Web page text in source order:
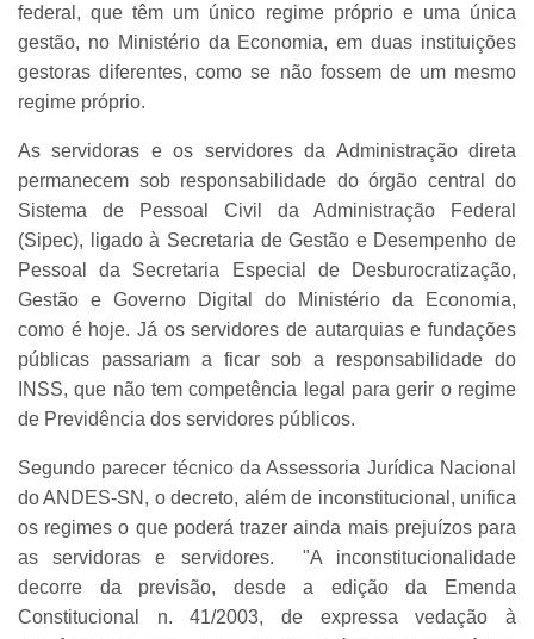
federal, que têm um único regime próprio e uma única
gestão, no Ministério da Economia, em duas instituições
gestoras diferentes, como se não fossem de um mesmo
regime próprio.
As servidoras e os servidores da Administração direta
permanecem sob responsabilidade do órgão central do
Sistema de Pessoal Civil da Administração Federal
(Sipec), ligado à Secretaria de Gestão e Desempenho de
Pessoal da Secretaria Especial de Desburocratização,
Gestão e Governo Digital do Ministério da Economia,
como é hoje. Já os servidores de autarquias e fundações
públicas passariam a ficar sob a responsabilidade do
INSS, que não tem competência legal para gerir o regime
de Previdência dos servidores públicos.
Segundo parecer técnico da Assessoria Jurídica Nacional
do ANDES-SN, o decreto, além de inconstitucional, unifica
os regimes o que poderá trazer ainda mais prejuízos para
as servidoras e servidores. "A inconstitucionalidade
decorre da previsão, desde a edição da Emenda
Constitucional n. 41/2003, de expressa vedação à